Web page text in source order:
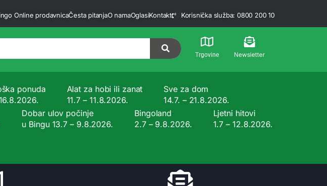
Online prodavnicaČesta pitanjaO namaOglasiKontakt Korisnička služba: 0800 200 10
Trgovine Newsletter
ponuda
Alat za hobi ili zanat
11.7 – 11.8.2026.
Sve za dom
14.7. – 21.8.2026.
Dobar ulov počinje
u Bingu 13.7 – 9.8.2026.
Bingoland
2.7 – 9.8.2026.
Ljetni hitovi
1.7 – 12.8.2026.